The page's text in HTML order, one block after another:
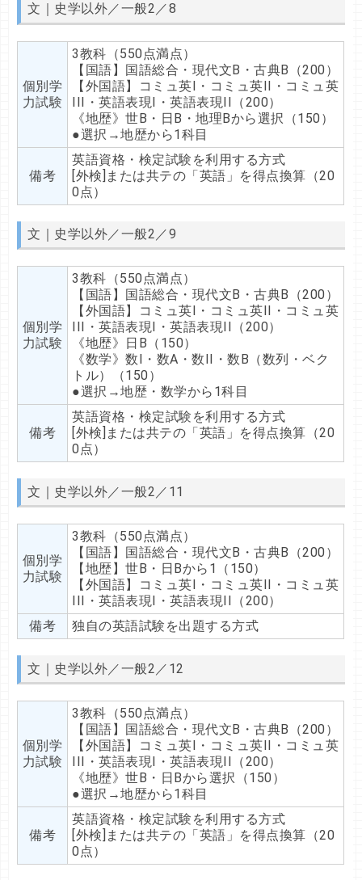
文｜史学以外／一般2／8
個別学
力試験
3教科（550点満点）
【国語】国語総合・現代文B・古典B（200）
【外国語】コミュ英I・コミュ英II・コミュ英
III・英語表現I・英語表現II（200）
《地歴》世B・日B・地理Bから選択（150）
●選択→地歴から1科目
備考
英語資格・検定試験を利用する方式
[外検]または共テの「英語」を得点換算（20
0点）
文｜史学以外／一般2／9
個別学
力試験
3教科（550点満点）
【国語】国語総合・現代文B・古典B（200）
【外国語】コミュ英I・コミュ英II・コミュ英
III・英語表現I・英語表現II（200）
《地歴》日B（150）
《数学》数I・数A・数II・数B（数列・ベク
トル）（150）
●選択→地歴・数学から1科目
備考
英語資格・検定試験を利用する方式
[外検]または共テの「英語」を得点換算（20
0点）
文｜史学以外／一般2／11
個別学
力試験
3教科（550点満点）
【国語】国語総合・現代文B・古典B（200）
【地歴】世B・日Bから1（150）
【外国語】コミュ英I・コミュ英II・コミュ英
III・英語表現I・英語表現II（200）
備考
独自の英語試験を出題する方式
文｜史学以外／一般2／12
個別学
力試験
3教科（550点満点）
【国語】国語総合・現代文B・古典B（200）
【外国語】コミュ英I・コミュ英II・コミュ英
III・英語表現I・英語表現II（200）
《地歴》世B・日Bから選択（150）
●選択→地歴から1科目
備考
英語資格・検定試験を利用する方式
[外検]または共テの「英語」を得点換算（20
0点）